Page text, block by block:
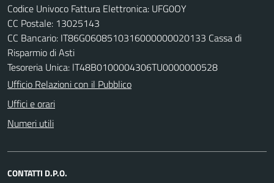
Codice Univoco Fattura Elettronica: UFG0OY
CC Postale: 13025143
CC Bancario: IT86G0608510316000000020133 Cassa di
Risparmio di Asti
Tesoreria Unica: lT48B0100004306TU0000000528
Ufficio Relazioni con il Pubblico
Uffici e orari
Numeri utili
CONTATTI D.P.O.